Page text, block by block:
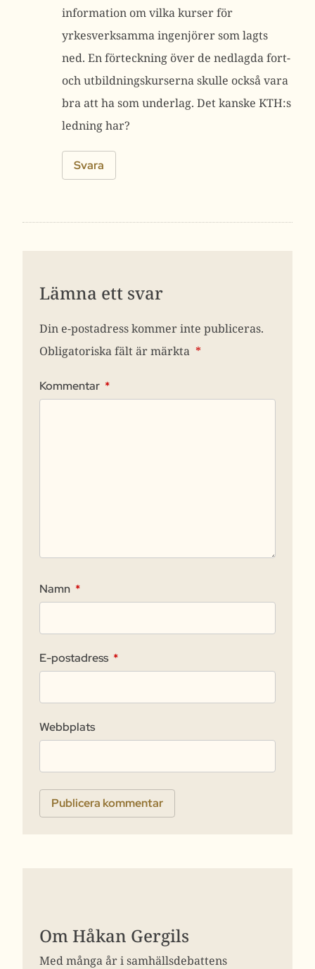
information om vilka kurser för
yrkesverksamma ingenjörer som lagts
ned. En förteckning över de nedlagda fort-
och utbildningskurserna skulle också vara
bra att ha som underlag. Det kanske KTH:s
ledning har?
Svara
Lämna ett svar
Din e-postadress kommer inte publiceras.
Obligatoriska fält är märkta *
Kommentar *
Namn *
E-postadress *
Webbplats
Om Håkan Gergils
Med många år i samhällsdebattens